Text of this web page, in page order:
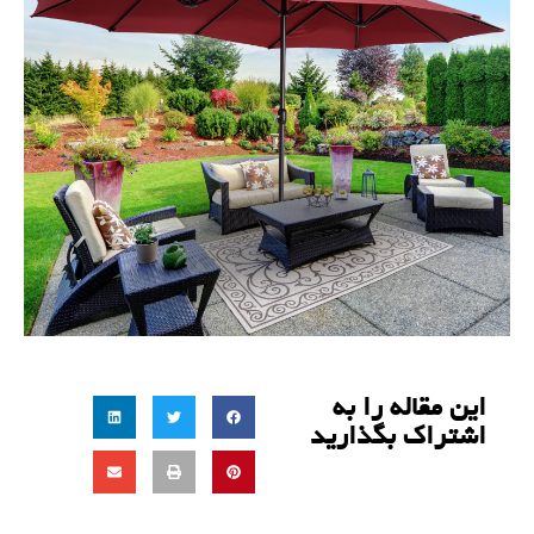
این مقاله را به
اشتراک بگذارید